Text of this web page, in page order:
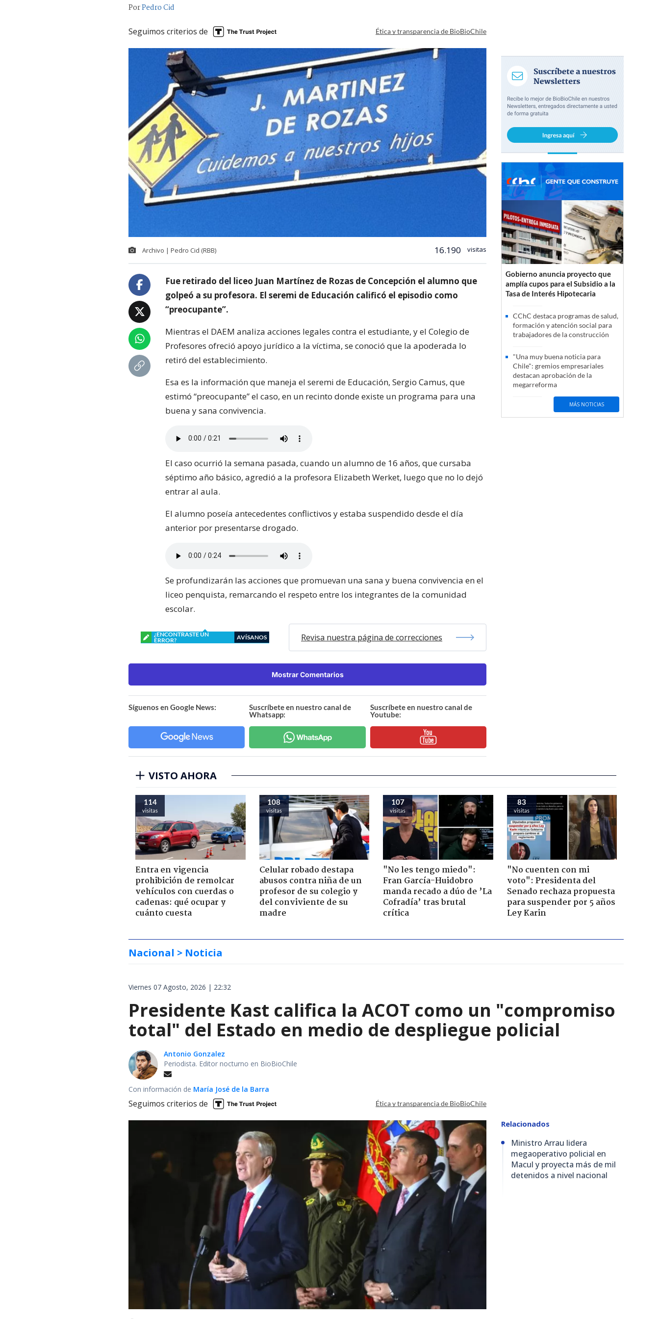
PorPedro Cid
Seguimos criterios de Ética y transparencia de BioBioChile
Archivo | Pedro Cid (RBB) 16.190 visitas
Fue retirado del liceo Juan Martínez de Rozas de Concepción el alumno que
golpeó a su profesora. El seremi de Educación calificó el episodio como
“preocupante”.
Mientras el DAEM analiza acciones legales contra el estudiante, y el Colegio de
Profesores ofreció apoyo jurídico a la víctima, se conoció que la apoderada lo
retiró del establecimiento.
Esa es la información que maneja el seremi de Educación, Sergio Camus, que
estimó “preocupante” el caso, en un recinto donde existe un programa para una
buena y sana convivencia.
El caso ocurrió la semana pasada, cuando un alumno de 16 años, que cursaba
séptimo año básico, agredió a la profesora Elizabeth Werket, luego que no lo dejó
entrar al aula.
El alumno poseía antecedentes conflictivos y estaba suspendido desde el día
anterior por presentarse drogado.
Se profundizarán las acciones que promuevan una sana y buena convivencia en el
liceo penquista, remarcando el respeto entre los integrantes de la comunidad
escolar.
¿ENCONTRASTE UN
ERROR?
AVÍSANOS Revisa nuestra página de correcciones
Mostrar Comentarios
Síguenos en Google News:
Suscríbete en nuestro canal de
Whatsapp:
Suscríbete en nuestro canal de
Youtube:
Gobierno anuncia proyecto que
amplía cupos para el Subsidio a la
Tasa de Interés Hipotecaria
CChC destaca programas de salud,
formación y atención social para
trabajadores de la construcción
"Una muy buena noticia para
Chile": gremios empresariales
destacan aprobación de la
megarreforma
MÁS NOTICIAS
VISTO AHORA
114
visitas
Entra en vigencia
prohibición de remolcar
vehículos con cuerdas o
cadenas: qué ocupar y
cuánto cuesta
108
visitas
Celular robado destapa
abusos contra niña de un
profesor de su colegio y
del conviviente de su
madre
107
visitas
"No les tengo miedo":
Fran García-Huidobro
manda recado a dúo de ’La
Cofradía’ tras brutal
crítica
83
visitas
"No cuenten con mi
voto": Presidenta del
Senado rechaza propuesta
para suspender por 5 años
Ley Karin
Nacional > Noticia
Viernes 07 Agosto, 2026 | 22:32
Presidente Kast califica la ACOT como un "compromiso
total" del Estado en medio de despliegue policial
Antonio Gonzalez
Periodista. Editor nocturno en BioBioChile
Con información de María José de la Barra
Seguimos criterios de Ética y transparencia de BioBioChile
Relacionados
Ministro Arrau lidera
megaoperativo policial en
Macul y proyecta más de mil
detenidos a nivel nacional